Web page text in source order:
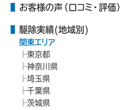
お客様の声（口コミ・評価）
駆除実績(地域別)
関東エリア
東京都
神奈川県
埼玉県
千葉県
茨城県